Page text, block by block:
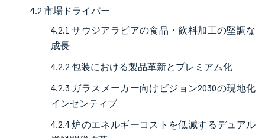
4.2 市場ドライバー
4.2.1 サウジアラビアの食品・飲料加工の堅調な
成長
4.2.2 包装における製品革新とプレミアム化
4.2.3 ガラスメーカー向けビジョン2030の現地化
インセンティブ
4.2.4 炉のエネルギーコストを低減するデュアル